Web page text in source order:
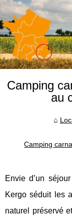
Camping
au
Camping
Envie d’un
Kergo séduit les
naturel préservé